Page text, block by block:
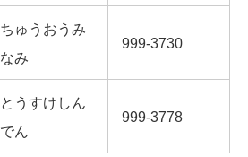
ちゅうおうみ
なみ
999-3730
とうすけしん
でん
999-3778